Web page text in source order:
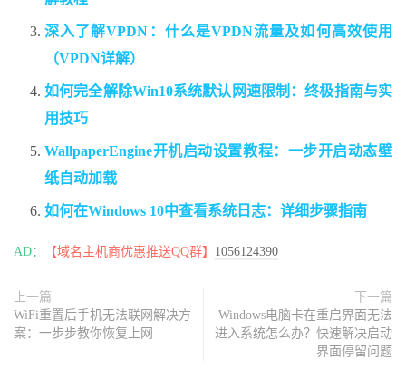
深入了解VPDN：什么是VPDN流量及如何高效使用
（VPDN详解）
如何完全解除Win10系统默认网速限制：终极指南与实
用技巧
WallpaperEngine开机启动设置教程：一步开启动态壁
纸自动加载
如何在Windows 10中查看系统日志：详细步骤指南
AD： 【域名主机商优惠推送QQ群】 1056124390
上一篇
WiFi重置后手机无法联网解决方
案：一步步教你恢复上网
下一篇
Windows电脑卡在重启界面无法
进入系统怎么办？快速解决启动
界面停留问题